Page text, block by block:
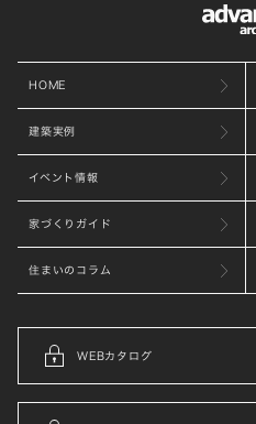
HOME
建築実例
イベント情報
家づくりガイド
住まいのコラム
WEBカタログ